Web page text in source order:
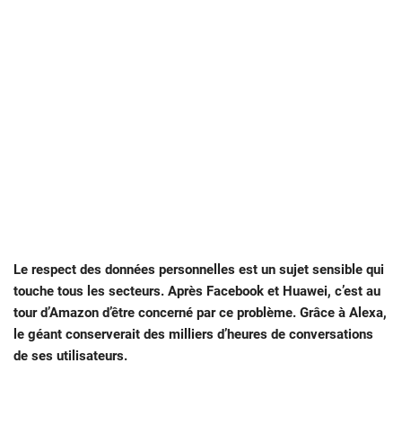
Le respect des données personnelles est un sujet sensible qui
touche tous les secteurs. Après Facebook et Huawei, c’est au
tour d’Amazon d’être concerné par ce problème. Grâce à Alexa,
le géant conserverait des milliers d’heures de conversations
de ses utilisateurs.